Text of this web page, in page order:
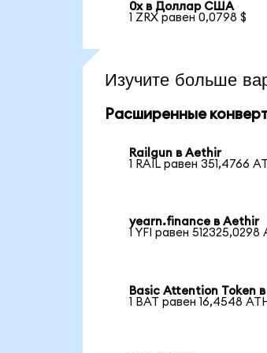
0x в Доллар США
1 ZRX равен 0,0798 $
Изучите больше
Расширенные
Railgun в Aethir
1 RAIL равен 351,4766
yearn.finance в Aethir
1 YFI равен 512325,0298
Basic Attention Token
1 BAT равен 16,4548